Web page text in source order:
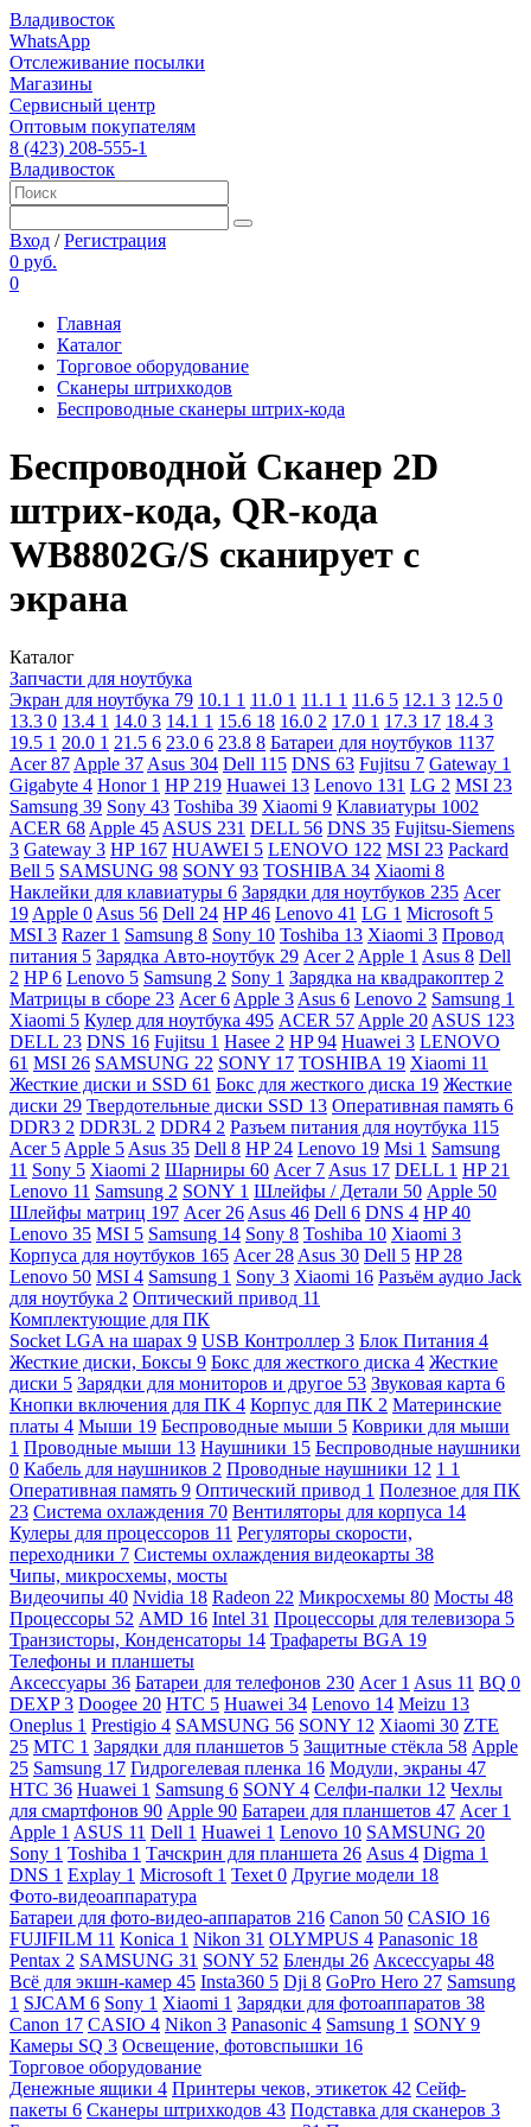
Владивосток
WhatsApp
Отслеживание посылки
Магазины
Сервисный центр
Оптовым покупателям
8 (423) 208-555-1
Владивосток
Вход /Регистрация
0 руб.
0
Главная
Каталог
Торговое оборудование
Сканеры штрихкодов
Беспроводные сканеры штрих-кода
Беспроводной Сканер 2D
штрих-кода, QR-кода
WB8802G/S сканирует с
экрана
Каталог
Запчасти для ноутбука
Экран для ноутбука 79 10.1 1 11.0 1 11.1 1 11.6 5 12.1 3 12.5 0
13.3 0 13.4 1 14.0 3 14.1 1 15.6 18 16.0 2 17.0 1 17.3 17 18.4 3
19.5 1 20.0 1 21.5 6 23.0 6 23.8 8 Батареи для ноутбуков 1137
Acer87 Apple 37 Asus 304 Dell 115 DNS 63 Fujitsu 7 Gateway 1
Gigabyte 4 Honor 1 HP 219 Huawei 13 Lenovo 131 LG 2 MSI 23
Samsung 39 Sony 43 Toshiba 39 Xiaomi 9 Клавиатуры 1002
ACER 68 Apple 45 ASUS 231 DELL 56 DNS 35 Fujitsu-Siemens
3 Gateway 3 HP 167 HUAWEI 5 LENOVO 122 MSI 23 Packard
Bell 5 SAMSUNG 98 SONY 93 TOSHIBA 34 Xiaomi 8
Наклейки для клавиатуры 6 Зарядки для ноутбуков 235 Acer
19 Apple 0 Asus 56 Dell 24 HP46 Lenovo 41 LG 1 Microsoft 5
MSI 3 Razer 1 Samsung 8 Sony 10 Toshiba 13 Xiaomi 3 Провод
питания 5 Зарядка Авто-ноутбук 29 Acer 2 Apple 1 Asus 8 Dell
2 HP6 Lenovo 5 Samsung 2 Sony 1 Зарядка на квадракоптер 2
Матрицы в сборе 23 Acer6 Apple 3 Asus 6 Lenovo 2 Samsung 1
Xiaomi 5 Кулер для ноутбука 495 ACER 57 Apple 20 ASUS 123
DELL 23 DNS 16 Fujitsu 1 Hasee 2 HP94 Huawei 3 LENOVO
61 MSI 26 SAMSUNG 22 SONY 17 TOSHIBA 19 Xiaomi 11
Жесткие диски и SSD 61 Бокс для жесткого диска 19 Жесткие
диски 29 Твердотельные диски SSD 13 Оперативная память 6
DDR3 2 DDR3L 2 DDR4 2 Разъем питания для ноутбука 115
Acer 5 Apple 5 Asus 35 Dell 8 HP 24 Lenovo 19 Msi 1 Samsung
11 Sony 5 Xiaomi 2 Шарниры 60 Acer 7 Asus 17 DELL 1 HP 21
Lenovo 11 Samsung 2 SONY 1 Шлейфы / Детали 50 Apple 50
Шлейфы матриц 197 Acer 26 Asus 46 Dell 6 DNS 4 HP40
Lenovo 35 MSI 5 Samsung 14 Sony 8 Toshiba 10 Xiaomi 3
Корпуса для ноутбуков 165 Acer 28 Asus 30 Dell 5 HP 28
Lenovo 50 MSI 4 Samsung 1 Sony 3 Xiaomi 16 Разъём аудио Jack
для ноутбука 2 Оптический привод 11
Комплектующие для ПК
Socket LGA на шарах 9 USB Контроллер 3 Блок Питания 4
Жесткие диски, Боксы 9 Бокс для жесткого диска 4 Жесткие
диски 5 Зарядки для мониторов и другое 53 Звуковая карта 6
Кнопки включения для ПК 4 Корпус для ПК 2 Материнские
платы 4 Мыши 19 Беспроводные мыши 5 Коврики для мыши
1 Проводные мыши 13 Наушники 15 Беспроводные наушники
0 Кабель для наушников 2 Проводные наушники 12 1 1
Оперативная память 9 Оптический привод 1 Полезное для ПК
23 Система охлаждения 70 Вентиляторы для корпуса 14
Кулеры для процессоров 11 Регуляторы скорости,
переходники 7 Системы охлаждения видеокарты 38
Чипы, микросхемы, мосты
Видеочипы 40 Nvidia 18 Radeon 22 Микросхемы 80 Мосты 48
Процессоры 52 AMD 16 Intel 31 Процессоры для телевизора 5
Транзисторы, Конденсаторы 14 Трафареты BGA 19
Телефоны и планшеты
Аксессуары 36 Батареи для телефонов 230 Acer 1 Asus 11 BQ 0
DEXP3 Doogee 20 HTC 5 Huawei 34 Lenovo 14 Meizu 13
Oneplus 1 Prestigio 4 SAMSUNG 56 SONY 12 Xiaomi 30 ZTE
25 МТС 1 Зарядки для планшетов 5 Защитные стёкла 58 Apple
25 Samsung 17 Гидрогелевая пленка 16 Модули, экраны 47
HTC 36 Huawei 1 Samsung 6 SONY 4 Селфи-палки 12 Чехлы
для смартфонов 90 Apple 90 Батареи для планшетов 47 Acer 1
Apple 1 ASUS 11 Dell 1 Huawei 1 Lenovo 10 SAMSUNG 20
Sony 1 Toshiba 1 Тачскрин для планшета 26 Asus 4 Digma 1
DNS 1 Explay 1 Microsoft 1 Texet 0 Другие модели 18
Фото-видеоаппаратура
Батареи для фото-видео-аппаратов 216 Canon 50 CASIO 16
FUJIFILM 11 Konica 1 Nikon 31 OLYMPUS 4 Panasonic 18
Pentax 2 SAMSUNG 31 SONY 52 Бленды 26 Аксессуары 48
Всё для экшн-камер 45 Insta360 5 Dji 8 GoPro Hero 27 Samsung
1 SJCAM 6 Sony 1 Xiaomi 1 Зарядки для фотоаппаратов 38
Canon 17 CASIO 4 Nikon 3 Panasonic 4 Samsung 1 SONY 9
Камеры SQ 3 Освещение, фотовспышки 16
Торговое оборудование
Денежные ящики 4 Принтеры чеков, этикеток 42 Сейф-
пакеты 6 Сканеры штрихкодов 43 Подставка для сканеров 3